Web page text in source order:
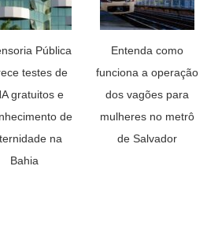
Pública
testes de
gratuitos e
de
na
Bahia
Entenda como
funciona a operação
dos vagões para
mulheres no metrô
de Salvador